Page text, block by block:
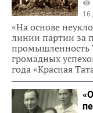
16
«На основе
линии партии за
промышленность
громадных
года «Красная